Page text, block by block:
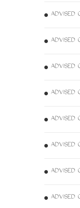
ADVISED
ADVISED
ADVISED
ADVISED
ADVISED
ADVISED
ADVISED
ADVISED